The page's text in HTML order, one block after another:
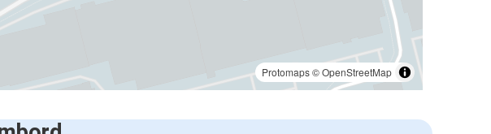
Protomaps©OpenStreetMap